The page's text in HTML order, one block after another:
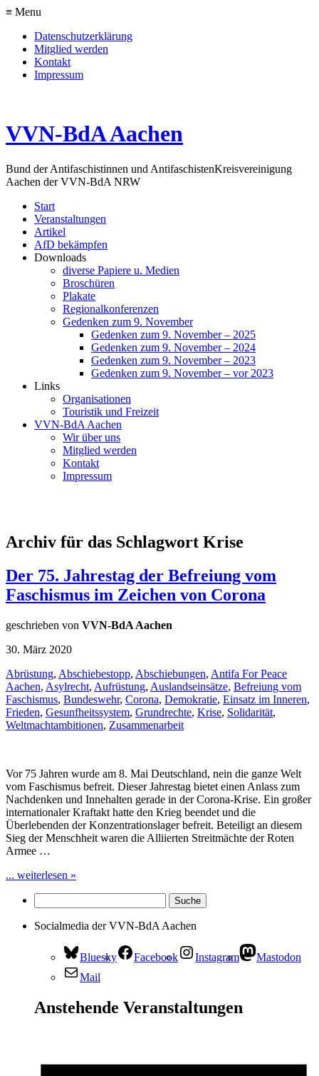
≡ Menu
Datenschutzerklärung
Mitglied werden
Kontakt
Impressum
VVN-BdA Aachen
Bund der Antifaschistinnen und AntifaschistenKreisvereinigung
Aachen der VVN-BdA NRW
Start
Veranstaltungen
Artikel
AfD bekämpfen
Downloads
diverse Papiere u. Medien
Broschüren
Plakate
Regionalkonferenzen
Gedenken zum 9. November
Gedenken zum 9. November – 2025
Gedenken zum 9. November – 2024
Gedenken zum 9. November – 2023
Gedenken zum 9. November – vor 2023
Links
Organisationen
Touristik und Freizeit
VVN-BdA Aachen
Wir über uns
Mitglied werden
Kontakt
Impressum
Archiv für das Schlagwort Krise
Der 75. Jahrestag der Befreiung vom
Faschismus im Zeichen von Corona
geschrieben von VVN-BdA Aachen
30. März 2020
Abrüstung, Abschiebestopp, Abschiebungen, Antifa For Peace
Aachen, Asylrecht, Aufrüstung, Auslandseinsätze, Befreiung vom
Faschismus, Bundeswehr, Corona, Demokratie, Einsatz im Inneren,
Frieden, Gesunfheitssystem, Grundrechte, Krise, Solidarität,
Weltmachtambitionen, Zusammenarbeit
Vor 75 Jahren wurde am 8. Mai Deutschland, nein die ganze Welt
vom Faschismus befreit. Dieser Jahrestag bietet einen Anlass zum
Nachdenken und Innehalten gerade in der Corona-Krise. Ein großer
internationaler Kraftakt hatte den Krieg beendet und die
Überlebenden der Konzentrationslager befreit. Beteiligt an diesem
Sieg der Menschheit waren die Alliierten Streitmächte der Roten
Armee …
... weiterlesen »
Socialmedia der VVN-BdA Aachen
Bluesky Facebook Instagram
Mastodon
Mail
Anstehende Veranstaltungen